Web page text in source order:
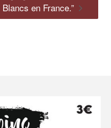
Blancs en France.”